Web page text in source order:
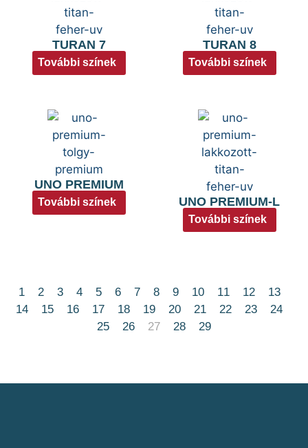
TURAN 7
További színek
TURAN 8
További színek
UNO PREMIUM
További színek UNO PREMIUM-L
További színek
1 2 3 4 5 6 7 8 9 10 11 12
13
14
15 16 17 18 19 20 21 22 23
24
25
26 27 28 29